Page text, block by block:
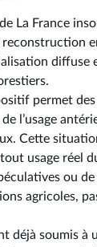
La France
diffuse
permet
l’usage
Cette
usage réel
ou
agricoles,
déjà soumis à